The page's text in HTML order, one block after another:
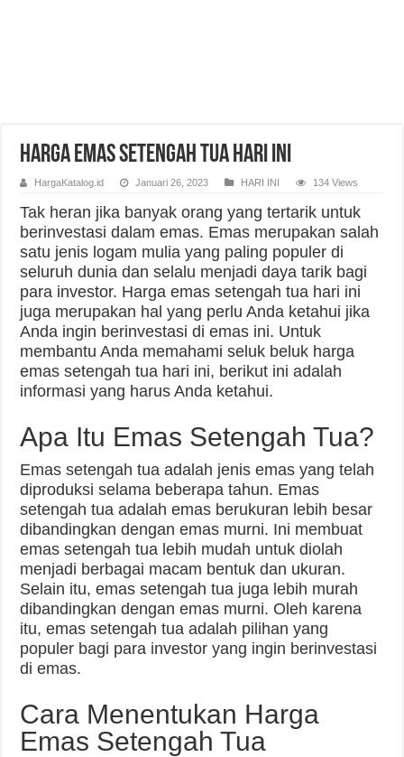
Harga Emas Setengah Tua Hari Ini
HargaKatalog.id Januari 26, 2023 HARI INI 134 Views
Tak heran jika banyak orang yang tertarik untuk
berinvestasi dalam emas. Emas merupakan salah
satu jenis logam mulia yang paling populer di
seluruh dunia dan selalu menjadi daya tarik bagi
para investor. Harga emas setengah tua hari ini
juga merupakan hal yang perlu Anda ketahui jika
Anda ingin berinvestasi di emas ini. Untuk
membantu Anda memahami seluk beluk harga
emas setengah tua hari ini, berikut ini adalah
informasi yang harus Anda ketahui.
Apa Itu Emas Setengah Tua?
Emas setengah tua adalah jenis emas yang telah
diproduksi selama beberapa tahun. Emas
setengah tua adalah emas berukuran lebih besar
dibandingkan dengan emas murni. Ini membuat
emas setengah tua lebih mudah untuk diolah
menjadi berbagai macam bentuk dan ukuran.
Selain itu, emas setengah tua juga lebih murah
dibandingkan dengan emas murni. Oleh karena
itu, emas setengah tua adalah pilihan yang
populer bagi para investor yang ingin berinvestasi
di emas.
Cara Menentukan Harga
Emas Setengah Tua